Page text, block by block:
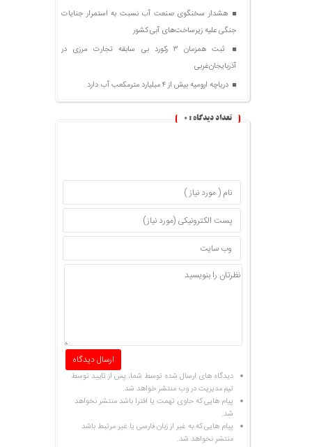
هشدار سخنگوی صنعت آب نسبت به استمرار جنایات
جنگی علیه زیرساخت‌های آبی کشور
ثبت همزمان ۳ رکورد بی سابقه تجارت مرزی در
آذربایجان‌غربی
دریاچه ارومیه بیش از ۴ میلیارد مترمکعب آب دارد
تعداد دیدگاه : ۰
دیدگاه های ارسال شده توسط شما، پس از تایید توسط
تیم مدیریت در وب منتشر خواهد شد.
پیام هایی که حاوی تهمت یا افترا باشد منتشر نخواهد
شد.
پیام هایی که به غیر از زبان فارسی یا غیر مرتبط باشد
منتشر نخواهد شد.